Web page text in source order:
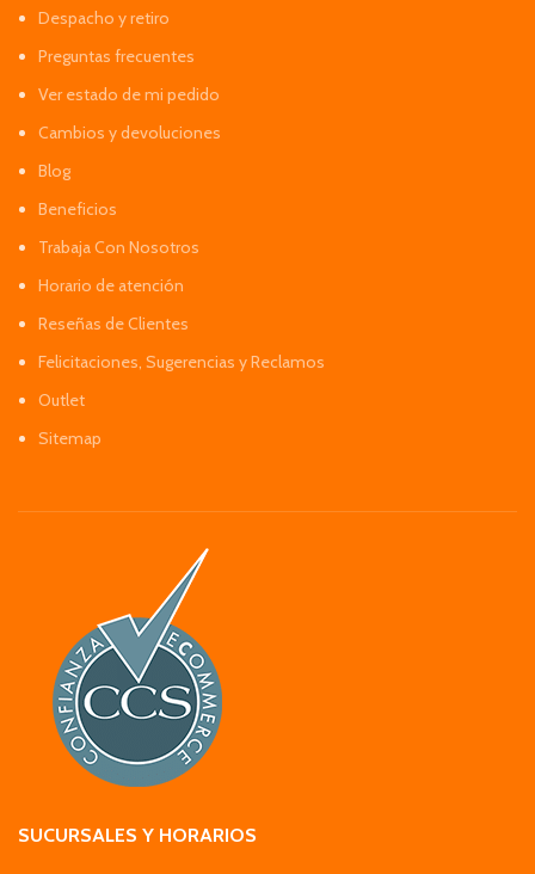
Despacho y retiro
Preguntas frecuentes
Ver estado de mi pedido
Cambios y devoluciones
Blog
Beneficios
Trabaja Con Nosotros
Horario de atención
Reseñas de Clientes
Felicitaciones, Sugerencias y Reclamos
Outlet
Sitemap
SUCURSALES Y HORARIOS